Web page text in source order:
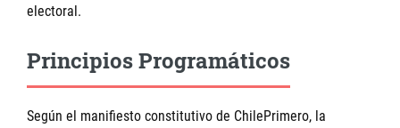
electoral.
Principios Programáticos
Según el manifiesto constitutivo de ChilePrimero, la